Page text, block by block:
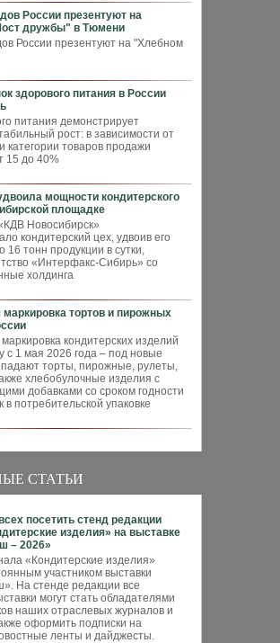
России презентуют на
дружбы" в Тюмени
России презентуют на "Хлебном
здорового питания в России
питания демонстрирует
рост: в зависимости от
категории товаров продажи
15 до 40%
мощности кондитерского
площадке
Новосибирск»
кондитерский цех, удвоив его
тонн продукции в сутки,
«Интерфакс-Сибирь» со
холдинга
маркировка тортов и пирожных
кондитерских изделий
с 1 мая 2026 года – под новые
торты, пирожные, рулеты,
хлебобулочные изделия с
добавками со сроком годности
в потребительской упаковке
СТАТЬИ
посетить стенд редакции
изделия» на выставке
– 2026»
«Кондитерские изделия»
участником выставки
На стенде редакции все
могут стать обладателями
наших отраслевых журналов и
оформить подписки на
ленты и дайджесты.